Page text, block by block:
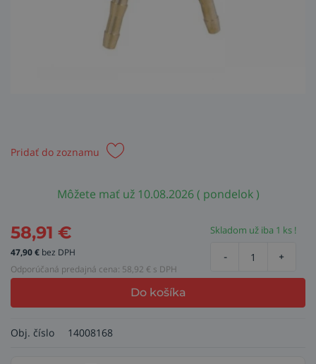
Pridať do zoznamu
Môžete mať už 10.08.2026 ( pondelok )
58,91 €
47,90€ bez DPH
Odporúčaná predajná cena: 58,92 € s DPH
Skladom už iba 1 ks !
- +
Do košíka
Obj. číslo 14008168